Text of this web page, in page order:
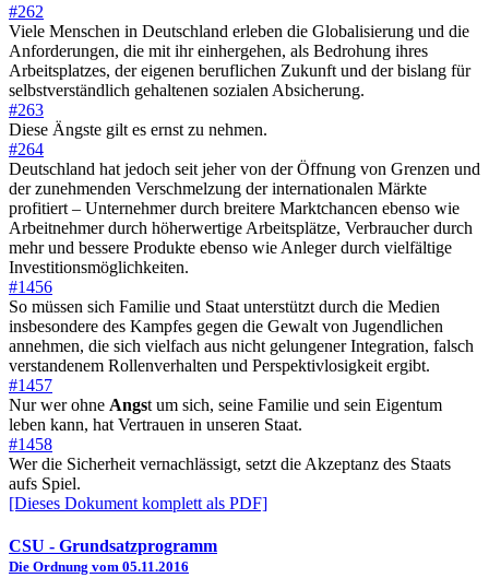
#262
Viele Menschen in Deutschland erleben die Globalisierung und die
Anforderungen, die mit ihr einhergehen, als Bedrohung ihres
Arbeitsplatzes, der eigenen beruflichen Zukunft und der bislang für
selbstverständlich gehaltenen sozialen Absicherung.
#263
Diese Ängste gilt es ernst zu nehmen.
#264
Deutschland hat jedoch seit jeher von der Öffnung von Grenzen und
der zunehmenden Verschmelzung der internationalen Märkte
profitiert – Unternehmer durch breitere Marktchancen ebenso wie
Arbeitnehmer durch höherwertige Arbeitsplätze, Verbraucher durch
mehr und bessere Produkte ebenso wie Anleger durch vielfältige
Investitionsmöglichkeiten.
#1456
So müssen sich Familie und Staat unterstützt durch die Medien
insbesondere des Kampfes gegen die Gewalt von Jugendlichen
annehmen, die sich vielfach aus nicht gelungener Integration, falsch
verstandenem Rollenverhalten und Perspektivlosigkeit ergibt.
#1457
Nur wer ohne Angst um sich, seine Familie und sein Eigentum
leben kann, hat Vertrauen in unseren Staat.
#1458
Wer die Sicherheit vernachlässigt, setzt die Akzeptanz des Staats
aufs Spiel.
[Dieses Dokument komplett als PDF]
CSU - Grundsatzprogramm
Die Ordnung vom 05.11.2016